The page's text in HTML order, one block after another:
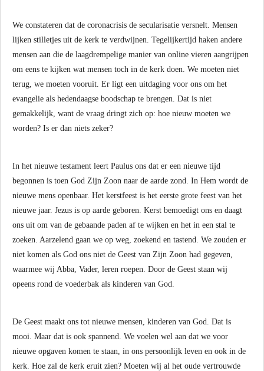
We constateren dat de coronacrisis de secularisatie versnelt. Mensen
lijken stilletjes uit de kerk te verdwijnen. Tegelijkertijd haken andere
mensen aan die de laagdrempelige manier van online vieren aangrijpen
om eens te kijken wat mensen toch in de kerk doen. We moeten niet
terug, we moeten vooruit. Er ligt een uitdaging voor ons om het
evangelie als hedendaagse boodschap te brengen. Dat is niet
gemakkelijk, want de vraag dringt zich op: hoe nieuw moeten we
worden? Is er dan niets zeker?
In het nieuwe testament leert Paulus ons dat er een nieuwe tijd
begonnen is toen God Zijn Zoon naar de aarde zond. In Hem wordt de
nieuwe mens openbaar. Het kerstfeest is het eerste grote feest van het
nieuwe jaar. Jezus is op aarde geboren. Kerst bemoedigt ons en daagt
ons uit om van de gebaande paden af te wijken en het in een stal te
zoeken. Aarzelend gaan we op weg, zoekend en tastend. We zouden er
niet komen als God ons niet de Geest van Zijn Zoon had gegeven,
waarmee wij Abba, Vader, leren roepen. Door de Geest staan wij
opeens rond de voederbak als kinderen van God.
De Geest maakt ons tot nieuwe mensen, kinderen van God. Dat is
mooi. Maar dat is ook spannend. We voelen wel aan dat we voor
nieuwe opgaven komen te staan, in ons persoonlijk leven en ook in de
kerk. Hoe zal de kerk eruit zien? Moeten wij al het oude vertrouwde